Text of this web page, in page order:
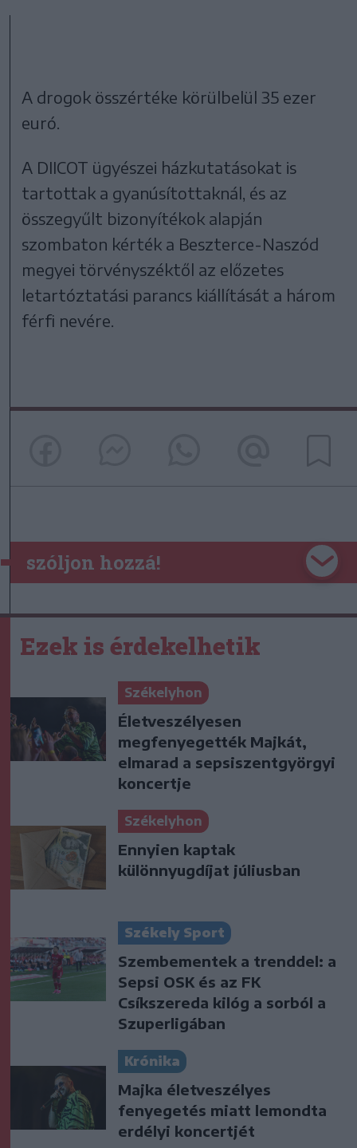
A drogok összértéke körülbelül 35 ezer
euró.
A DIICOT ügyészei házkutatásokat is
tartottak a gyanúsítottaknál, és az
összegyűlt bizonyítékok alapján
szombaton kérték a Beszterce-Naszód
megyei törvényszéktől az előzetes
letartóztatási parancs kiállítását a három
férfi nevére.
szóljon hozzá!
Ezek is érdekelhetik
Székelyhon
Életveszélyesen
megfenyegették Majkát,
elmarad a sepsiszentgyörgyi
koncertje
Székelyhon
Ennyien kaptak
különnyugdíjat júliusban
Székely Sport
Szembementek a trenddel: a
Sepsi OSK és az FK
Csíkszereda kilóg a sorból a
Szuperligában
Krónika
Majka életveszélyes
fenyegetés miatt lemondta
erdélyi koncertjét